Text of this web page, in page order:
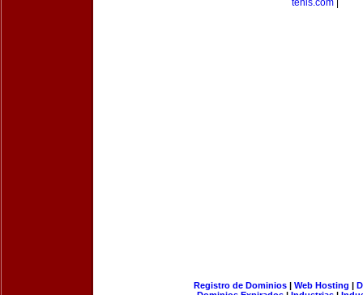
tenis.com
Registro de Dominios| Web Hosting |